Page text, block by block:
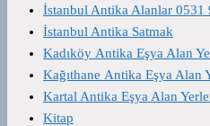
İstanbul Antika Alanlar 0531
İstanbul Antika Satmak
Kadıköy Antika Eşya Alan
Kağıthane Antika Eşya Alan
Kartal Antika Eşya Alan
Kitap